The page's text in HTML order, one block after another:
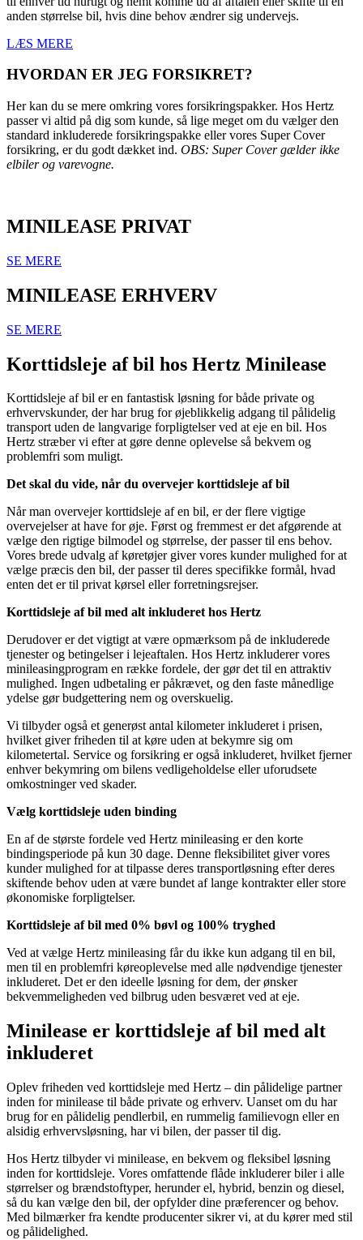
anden størrelse bil, hvis dine behov ændrer sig undervejs.
LÆS MERE
HVORDAN ER JEG FORSIKRET?
Her kan du se mere omkring vores forsikringspakker. Hos Hertz
passer vi altid på dig som kunde, så lige meget om du vælger den
standard inkluderede forsikringspakke eller vores Super Cover
forsikring, er du godt dækket ind. OBS: Super Cover gælder ikke
elbiler og varevogne.
MINILEASE PRIVAT
SE MERE
MINILEASE ERHVERV
SE MERE
Korttidsleje af bil hos Hertz Minilease
Korttidsleje af bil er en fantastisk løsning for både private og
erhvervskunder, der har brug for øjeblikkelig adgang til pålidelig
transport uden de langvarige forpligtelser ved at eje en bil. Hos
Hertz stræber vi efter at gøre denne oplevelse så bekvem og
problemfri som muligt.
Det skal du vide, når du overvejer korttidsleje af bil
Når man overvejer korttidsleje af en bil, er der flere vigtige
overvejelser at have for øje. Først og fremmest er det afgørende at
vælge den rigtige bilmodel og størrelse, der passer til ens behov.
Vores brede udvalg af køretøjer giver vores kunder mulighed for at
vælge præcis den bil, der passer til deres specifikke formål, hvad
enten det er til privat kørsel eller forretningsrejser.
Korttidsleje af bil med alt inkluderet hos Hertz
Derudover er det vigtigt at være opmærksom på de inkluderede
tjenester og betingelser i lejeaftalen. Hos Hertz inkluderer vores
minileasingprogram en række fordele, der gør det til en attraktiv
mulighed. Ingen udbetaling er påkrævet, og den faste månedlige
ydelse gør budgettering nem og overskuelig.
Vi tilbyder også et generøst antal kilometer inkluderet i prisen,
hvilket giver friheden til at køre uden at bekymre sig om
kilometertal. Service og forsikring er også inkluderet, hvilket fjerner
enhver bekymring om bilens vedligeholdelse eller uforudsete
omkostninger ved skader.
Vælg korttidsleje uden binding
En af de største fordele ved Hertz minileasing er den korte
bindingsperiode på kun 30 dage. Denne fleksibilitet giver vores
kunder mulighed for at tilpasse deres transportløsning efter deres
skiftende behov uden at være bundet af lange kontrakter eller store
økonomiske forpligtelser.
Korttidsleje af bil med 0% bøvl og 100% tryghed
Ved at vælge Hertz minileasing får du ikke kun adgang til en bil,
men til en problemfri køreoplevelse med alle nødvendige tjenester
inkluderet. Det er den ideelle løsning for dem, der ønsker
bekvemmeligheden ved bilbrug uden besværet ved at eje.
Minilease er korttidsleje af bil med alt
inkluderet
Oplev friheden ved korttidsleje med Hertz – din pålidelige partner
inden for minilease til både private og erhverv. Uanset om du har
brug for en pålidelig pendlerbil, en rummelig familievogn eller en
alsidig erhvervsløsning, har vi bilen, der passer til dig.
Hos Hertz tilbyder vi minilease, en bekvem og fleksibel løsning
inden for korttidsleje. Vores omfattende flåde inkluderer biler i alle
størrelser og brændstoftyper, herunder el, hybrid, benzin og diesel,
så du kan vælge den bil, der opfylder dine præferencer og behov.
Med bilmærker fra kendte producenter sikrer vi, at du kører med stil
og pålidelighed.